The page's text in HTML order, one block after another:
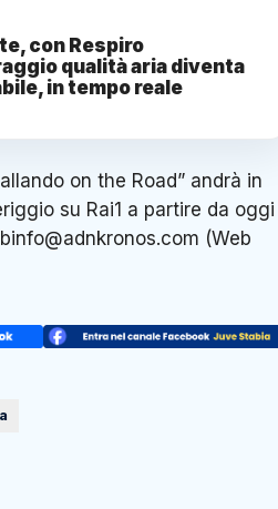
con Respiro
qualità aria diventa
in tempo reale
on the Road” andrà in
su Rai1 a partire da
(Web